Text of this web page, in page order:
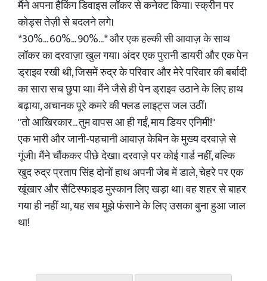
मैंने अपना हैकिंग डिवाइस लॉकर से कनेक्ट किया। स्क्रीन पर
कोड्स तेज़ी से बदलने लगे।
*30%... 60%... 90%...* और एक हल्की सी आवाज़ के साथ
लॉकर का दरवाज़ा खुल गया। अंदर एक पुरानी डायरी और एक पेन
ड्राइव रखी थी, जिसमें रुद्र के परिवार और मेरे परिवार की बर्बादी
का सारा सच छुपा था। मैंने जैसे ही पेन ड्राइव उठाने के लिए हाथ
बढ़ाया, अचानक पूरे कमरे की फ्लड लाइट्स जल उठीं।
"तो आखिरकार... तुम वापस आ ही गईं, माय डियर एनिमी!"
एक भारी और जानी-पहचानी आवाज़ केबिन के मुख्य दरवाज़े से
गूंजी। मैंने चौंककर पीछे देखा। दरवाज़े पर कोई गार्ड नहीं, बल्कि
खुद रुद्र प्रताप सिंह दोनों हाथ अपनी जेब में डाले, चेहरे पर एक
खूंखार और सैटिस्फाइड मुस्कान लिए खड़ा था। वह शहर से बाहर
गया ही नहीं था, यह सब मुझे फंसाने के लिए उसका बुना हुआ जाल
था!